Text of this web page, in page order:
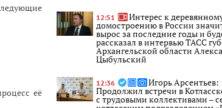
её
12:51 Интерес к
домостроению в России
вырос за последние годы и
рассказал в интервью ТАСС
Архангельской области
Цыбульский
12:36 Игорь Арсентьев:
Продолжил встречи в
с трудовыми коллективами –